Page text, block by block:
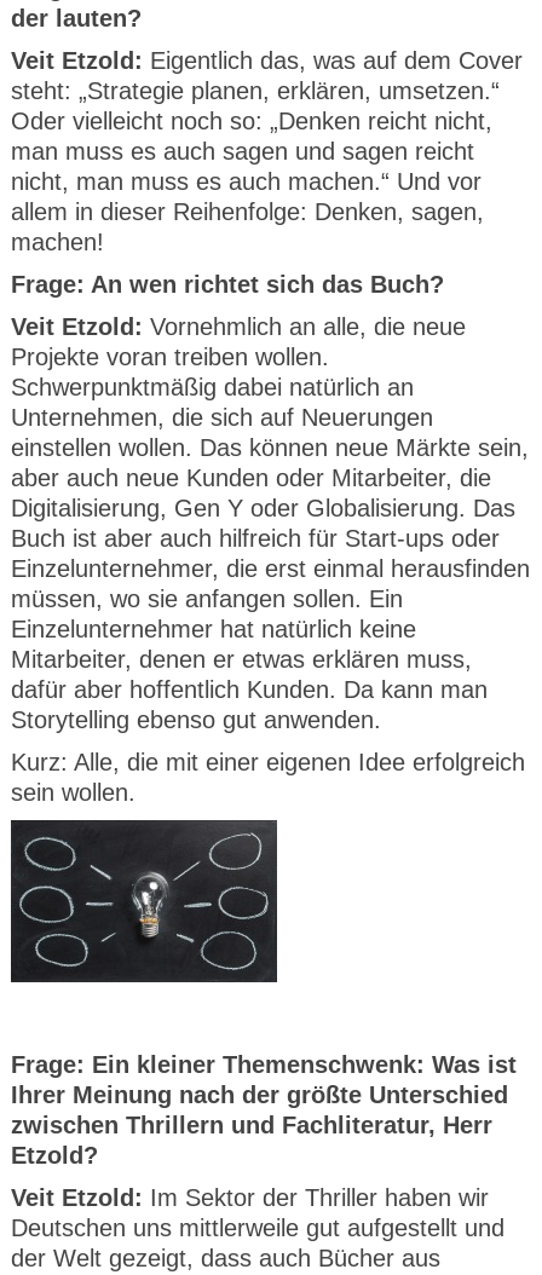
der lauten?
Veit Etzold: Eigentlich das, was auf dem Cover
steht: „Strategie planen, erklären, umsetzen.“
Oder vielleicht noch so: „Denken reicht nicht,
man muss es auch sagen und sagen reicht
nicht, man muss es auch machen.“ Und vor
allem in dieser Reihenfolge: Denken, sagen,
machen!
Frage: An wen richtet sich das Buch?
Veit Etzold: Vornehmlich an alle, die neue
Projekte voran treiben wollen.
Schwerpunktmäßig dabei natürlich an
Unternehmen, die sich auf Neuerungen
einstellen wollen. Das können neue Märkte sein,
aber auch neue Kunden oder Mitarbeiter, die
Digitalisierung, Gen Y oder Globalisierung. Das
Buch ist aber auch hilfreich für Start-ups oder
Einzelunternehmer, die erst einmal herausfinden
müssen, wo sie anfangen sollen. Ein
Einzelunternehmer hat natürlich keine
Mitarbeiter, denen er etwas erklären muss,
dafür aber hoffentlich Kunden. Da kann man
Storytelling ebenso gut anwenden.
Kurz: Alle, die mit einer eigenen Idee erfolgreich
sein wollen.
Frage: Ein kleiner Themenschwenk: Was ist
Ihrer Meinung nach der größte Unterschied
zwischen Thrillern und Fachliteratur, Herr
Etzold?
Veit Etzold: Im Sektor der Thriller haben wir
Deutschen uns mittlerweile gut aufgestellt und
der Welt gezeigt, dass auch Bücher aus